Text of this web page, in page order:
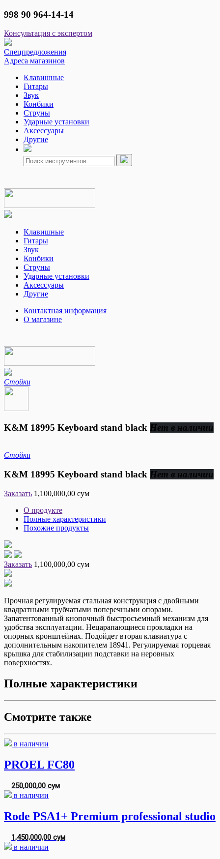
998 90 964-14-14
Консультация с экспертом
Спецпредложения
Адреса магазинов
Клавишные
Гитары
Звук
Конбики
Струны
Ударные установки
Аксессуары
Другие
Клавишные
Гитары
Звук
Конбики
Струны
Ударные установки
Аксессуары
Другие
Контактная информация
О магазине
Стойки
K&M 18995 Keyboard stand black Нет в наличии
Стойки
K&M 18995 Keyboard stand black Нет в наличии
Заказать 1,100,000,00 сум
О продукте
Полные характеристики
Похожие продукты
Заказать 1,100,000,00 сум
Прочная регулируемая стальная конструкция с двойными
квадратными трубчатыми поперечными опорами.
Запатентованный кнопочный быстросъемный механизм для
удобства эксплуатации. Нецарапающиеся прокладки на
опорных кронштейнах. Подойдет вторая клавиатура с
дополнительным накопителем 18941. Регулируемая торцевая
крышка для стабилизации подставки на неровных
поверхностях.
Полные характеристики
Смотрите также
в наличии
PROEL FC80
250,000,00 сум
в наличии
Rode PSA1+ Premium professional studio
1,450,000,00 сум
в наличии